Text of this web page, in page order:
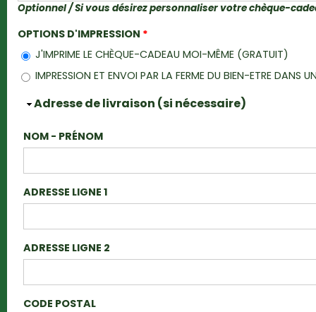
Optionnel / Si vous désirez personnaliser votre chèque-
OPTIONS D'IMPRESSION *
J'IMPRIME LE CHÈQUE-CADEAU MOI-MÊME (GRATUIT)
IMPRESSION ET ENVOI PAR LA FERME DU BIEN-ETRE DANS
Masquer
Adresse de livraison (si nécessaire)
NOM - PRÉNOM
ADRESSE LIGNE 1
ADRESSE LIGNE 2
CODE POSTAL